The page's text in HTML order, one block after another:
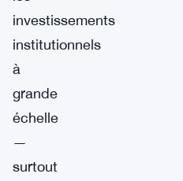
investissements
institutionnels
à
grande
échelle
—
surtout